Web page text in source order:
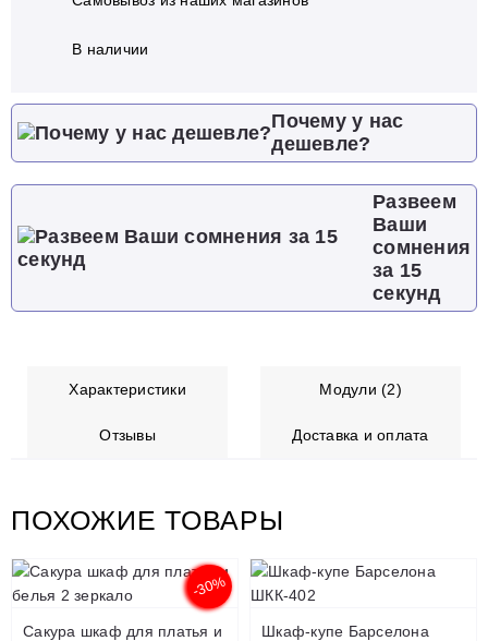
В наличии
Почему у нас
дешевле?
Развеем
Ваши
сомнения
за 15
секунд
Характеристики Модули (2)
Отзывы Доставка и оплата
ПОХОЖИЕ ТОВАРЫ
-30%
Сакура шкаф для платья и
Шкаф-купе Барселона